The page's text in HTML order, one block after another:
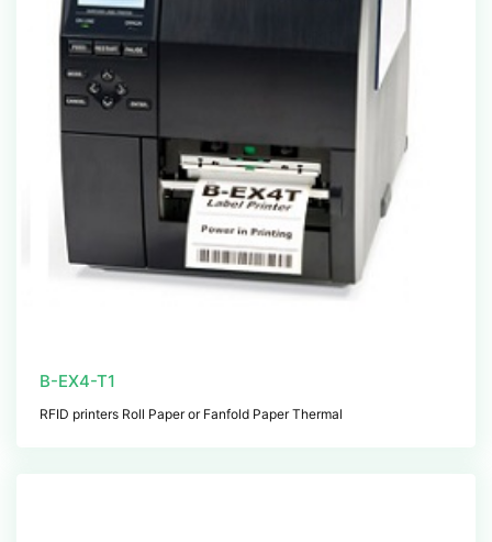
B-EX4-T1
RFID printers Roll Paper or Fanfold Paper Thermal